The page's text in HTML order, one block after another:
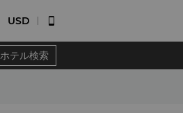
USD 
ホテル検索